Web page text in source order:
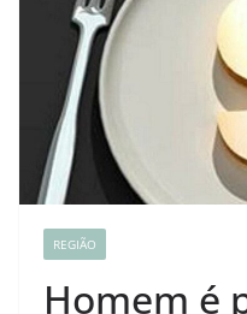
REGIÃO
Homem é